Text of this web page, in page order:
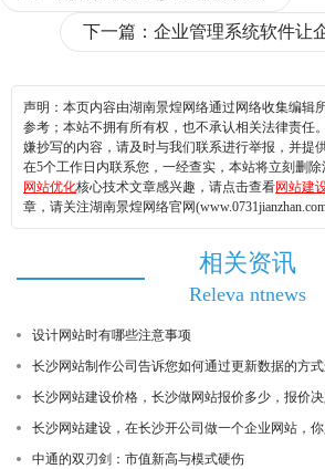
下一篇： 企业管理系统软件让
声明：本页内容由湖南景煌网络通过网络收集编辑
参考；本站不拥有所有权，也不承认相关法律责任
嫌抄写的内容，请及时与我们联系进行举报，并提
在5个工作日内联系您，一经查实，本站将立刻删
网站优化核心技术文章感兴趣，请点击查看网站建
章，请关注湖南景煌网络官网
相关资讯
Releva ntnews
设计网站时有哪些注意事项
长沙网站制作公司告诉您如何通过更新数据的方
长沙网站建设价格，长沙做网站报价多少，报价
长沙网站建设，在长沙开公司做一个企业网站，
中通的双刃剑：市值新高与模式硬伤